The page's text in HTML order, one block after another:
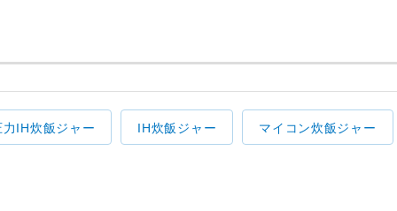
力IH炊飯ジャー IH炊飯ジャー マイコン炊飯ジャー